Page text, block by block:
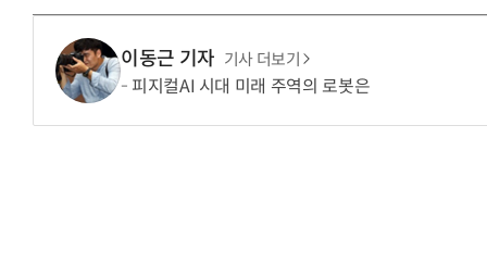
이동근 기자 기사 더보기
피지컬AI 시대 미래 주역의 로봇은